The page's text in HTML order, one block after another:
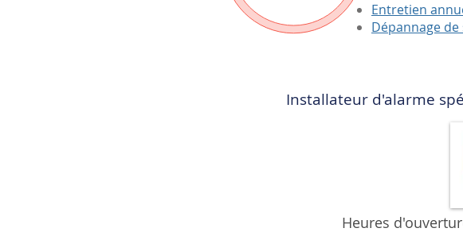
Entretien
Dépannage
Installateur d'alarme
Heures